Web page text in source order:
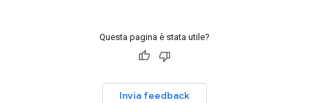
Questa pagina è stata utile?
Invia feedback